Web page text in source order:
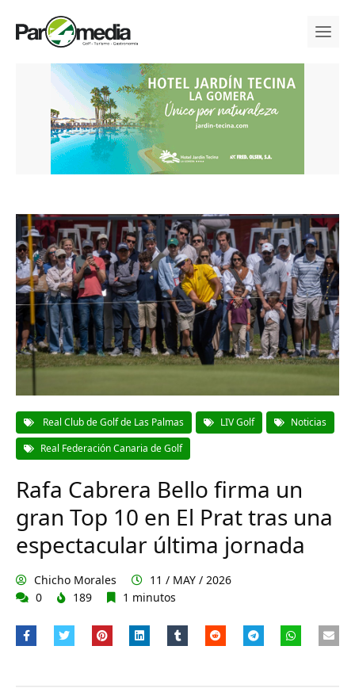
Real Club de Golf de Las Palmas LIV Golf
Noticias
Real Federación Canaria de Golf
Rafa Cabrera Bello firma un
gran Top 10 en El Prat tras una
espectacular última jornada
Chicho Morales
11 / MAY / 2026
0
189 1 minutos